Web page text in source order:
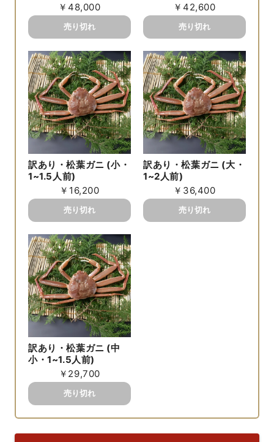
￥48,000
￥42,600
訳あり・松葉ガニ (小・
1~1.5人前)
￥16,200
訳あり・松葉ガニ (大・
1~2人前)
￥36,400
訳あり・松葉ガニ (中
小・1~1.5人前)
￥29,700